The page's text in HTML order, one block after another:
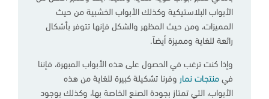
الأبواب البلاستيكية وكذلك الأبواب الخشبية من حيث
المميزات، ومن حيث المظهر والشكل فإنها تتوفر بأشكال
رائعة للغاية ومميزة أيضاً.
وإذا كنت ترغب في الحصول على هذه الأبواب المبهرة، فإننا
في منتجات نمار وفرنا تشكيلة كبيرة للغاية من هذه
الأبواب، التي تمتاز بجودة الصنع الخاصة بها، وكذلك بوجود